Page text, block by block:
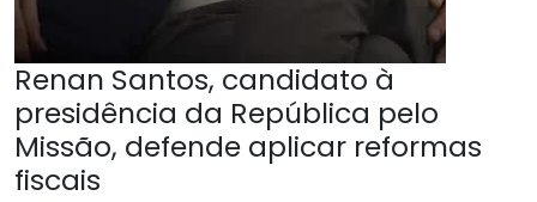
Renan Santos, candidato à
presidência da República pelo
Missão, defende aplicar reformas
fiscais